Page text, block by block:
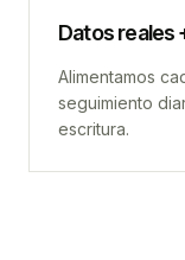
Datos reales
Alimentamos
seguimiento
escritura.